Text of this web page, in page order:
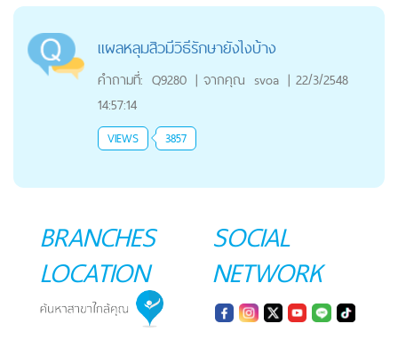
แผลหลุมสิวมีวิธีรักษายังไงบ้าง
คำถามที่: Q9280 | จากคุณ svoa | 22/3/2548
14:57:14
VIEWS 3857
BRANCHES
LOCATION
SOCIAL
NETWORK